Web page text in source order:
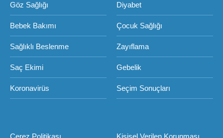
Göz Sağlığı Diyabet
Bebek Bakımı Çocuk Sağlığı
Sağlıklı Beslenme Zayıflama
Saç Ekimi Gebelik
Koronavirüs Seçim Sonuçları
Çerez Politikası Kişisel Verilen Korunması